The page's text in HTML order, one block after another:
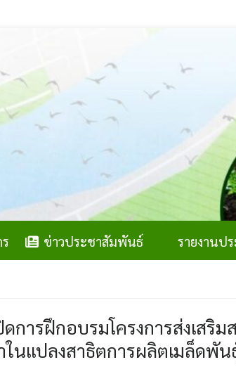
ข่าวประชาสัมพันธ์ รายงานป
สำนั
ดการฝึกอบรมโครงการส่งเส
ในแปลงสาธิตการผลิตเมล็ดพั